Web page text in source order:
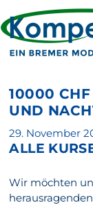
10000 CHF
UND
Veröffentlicht
am
29. November
ALLE
Wir möchten